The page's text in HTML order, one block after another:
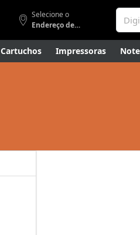
Selecione o
Endereço de entrega
Cartuchos Impressoras